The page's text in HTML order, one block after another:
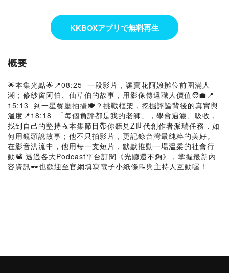
KKBOXアプリで無料再生
概要
🌟本集光點🌟📍08:25 一段影片，讓賣花阿嬤攤位前圍滿人
潮；修紗窗阿伯、仙草伯的故事，用影像傳遞職人價值🧑‍💼📍
15:13 到一星餐廳拍攝🍽️？挑戰框架，挖掘評論背後的真實與
溫度📍18:18 「每個負評都是我的老師」，學會過濾、吸收，
找到自己的堅持🤺本集節目帶你聽見Z世代創作者派瑞任務，如
何用鏡頭說故事；他不只拍影片，更記錄台灣最純粹的美好。
在影音洪流中，他用每一支短片，默默推動一場溫柔的社會行
動📽️ 透過各大Podcast平台訂閱《光聽還不夠》，掌握最新內
容資訊🕶也歡迎至官網填寫️電子小紙條📝與主持人互動喔！